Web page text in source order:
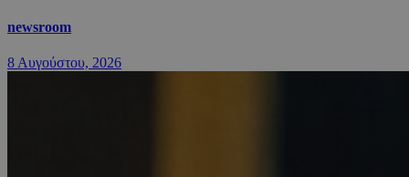
newsroom
8 Αυγούστου, 2026